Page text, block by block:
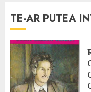
TE-AR PUTEA